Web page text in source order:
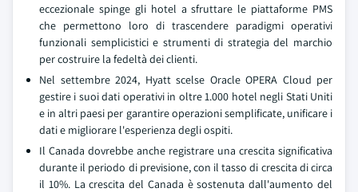
eccezionale spinge gli hotel a sfruttare le piattaforme PMS
che permettono loro di trascendere paradigmi operativi
funzionali semplicistici e strumenti di strategia del marchio
per costruire la fedeltà dei clienti.
Nel settembre 2024, Hyatt scelse Oracle OPERA Cloud per
gestire i suoi dati operativi in oltre 1.000 hotel negli Stati Uniti
e in altri paesi per garantire operazioni semplificate, unificare i
dati e migliorare l'esperienza degli ospiti.
Il Canada dovrebbe anche registrare una crescita significativa
durante il periodo di previsione, con il tasso di crescita di circa
il 10%. La crescita del Canada è sostenuta dall'aumento del